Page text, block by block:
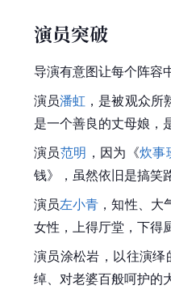
演员突破
导演有意图让每个阵容
演员潘虹 ，是被观众
是一个善良的丈母娘，
演员范明 ，因为《炊事
钱》，虽然依旧是搞笑
演员左小青 ，知性、
女性 ，上得厅堂，下得
演员涂松岩 ，以往演
绰、对老婆百般呵护的